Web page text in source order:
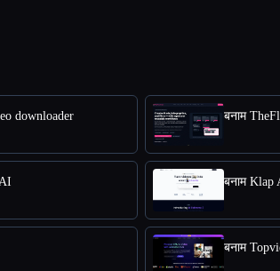
downloader बनाम
बनाम Klap
बनाम